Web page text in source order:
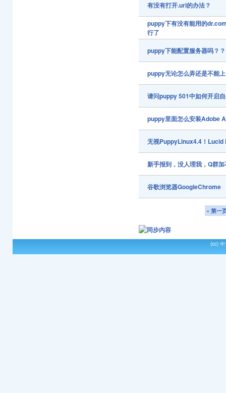
有没有打开.url的办法？
puppy下有没有能用的
行了
puppy下能配置服务器吗？
puppy无论怎么弄还是不能
请问puppy 501中如何开启
puppy里面怎么安装Adobe
无视PuppyLinux4.4！
新手报到，没人理我，Q群
谷歌浏览器GoogleChrome
« 第一
(cc)中